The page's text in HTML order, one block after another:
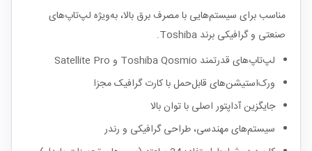
مناسب برای سیستم‌هایی با مصرف برق بالا، به‌ویژه لپ‌تاپ‌های
صنعتی و گرافیکی برند Toshiba.
لپ‌تاپ‌های قدرتمند Toshiba Qosmio و Satellite Pro
ورک‌استیشن‌های قابل‌حمل با کارت گرافیک مجزا
جایگزین آداپتور اصلی با توان بالا
سیستم‌های مهندسی، طراحی گرافیکی و رندر